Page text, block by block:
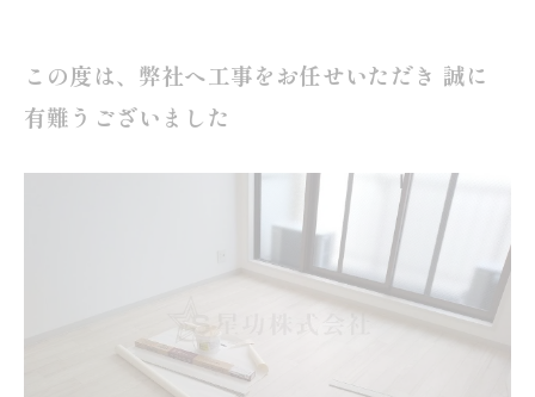
この度は、弊社へ工事をお任せいただき 誠に
有難うございました